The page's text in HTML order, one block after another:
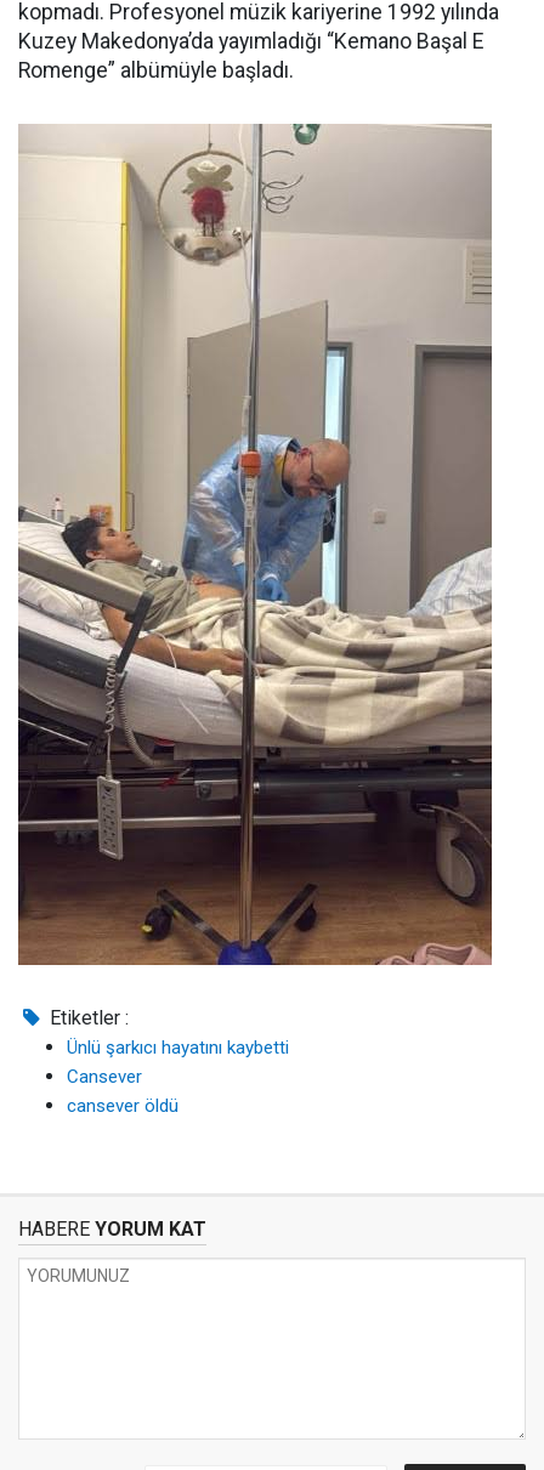
kopmadı. Profesyonel müzik kariyerine 1992 yılında
Kuzey Makedonya’da yayımladığı “Kemano Başal E
Romenge” albümüyle başladı.
Etiketler :
Ünlü şarkıcı hayatını kaybetti
Cansever
cansever öldü
HABERE YORUM KAT